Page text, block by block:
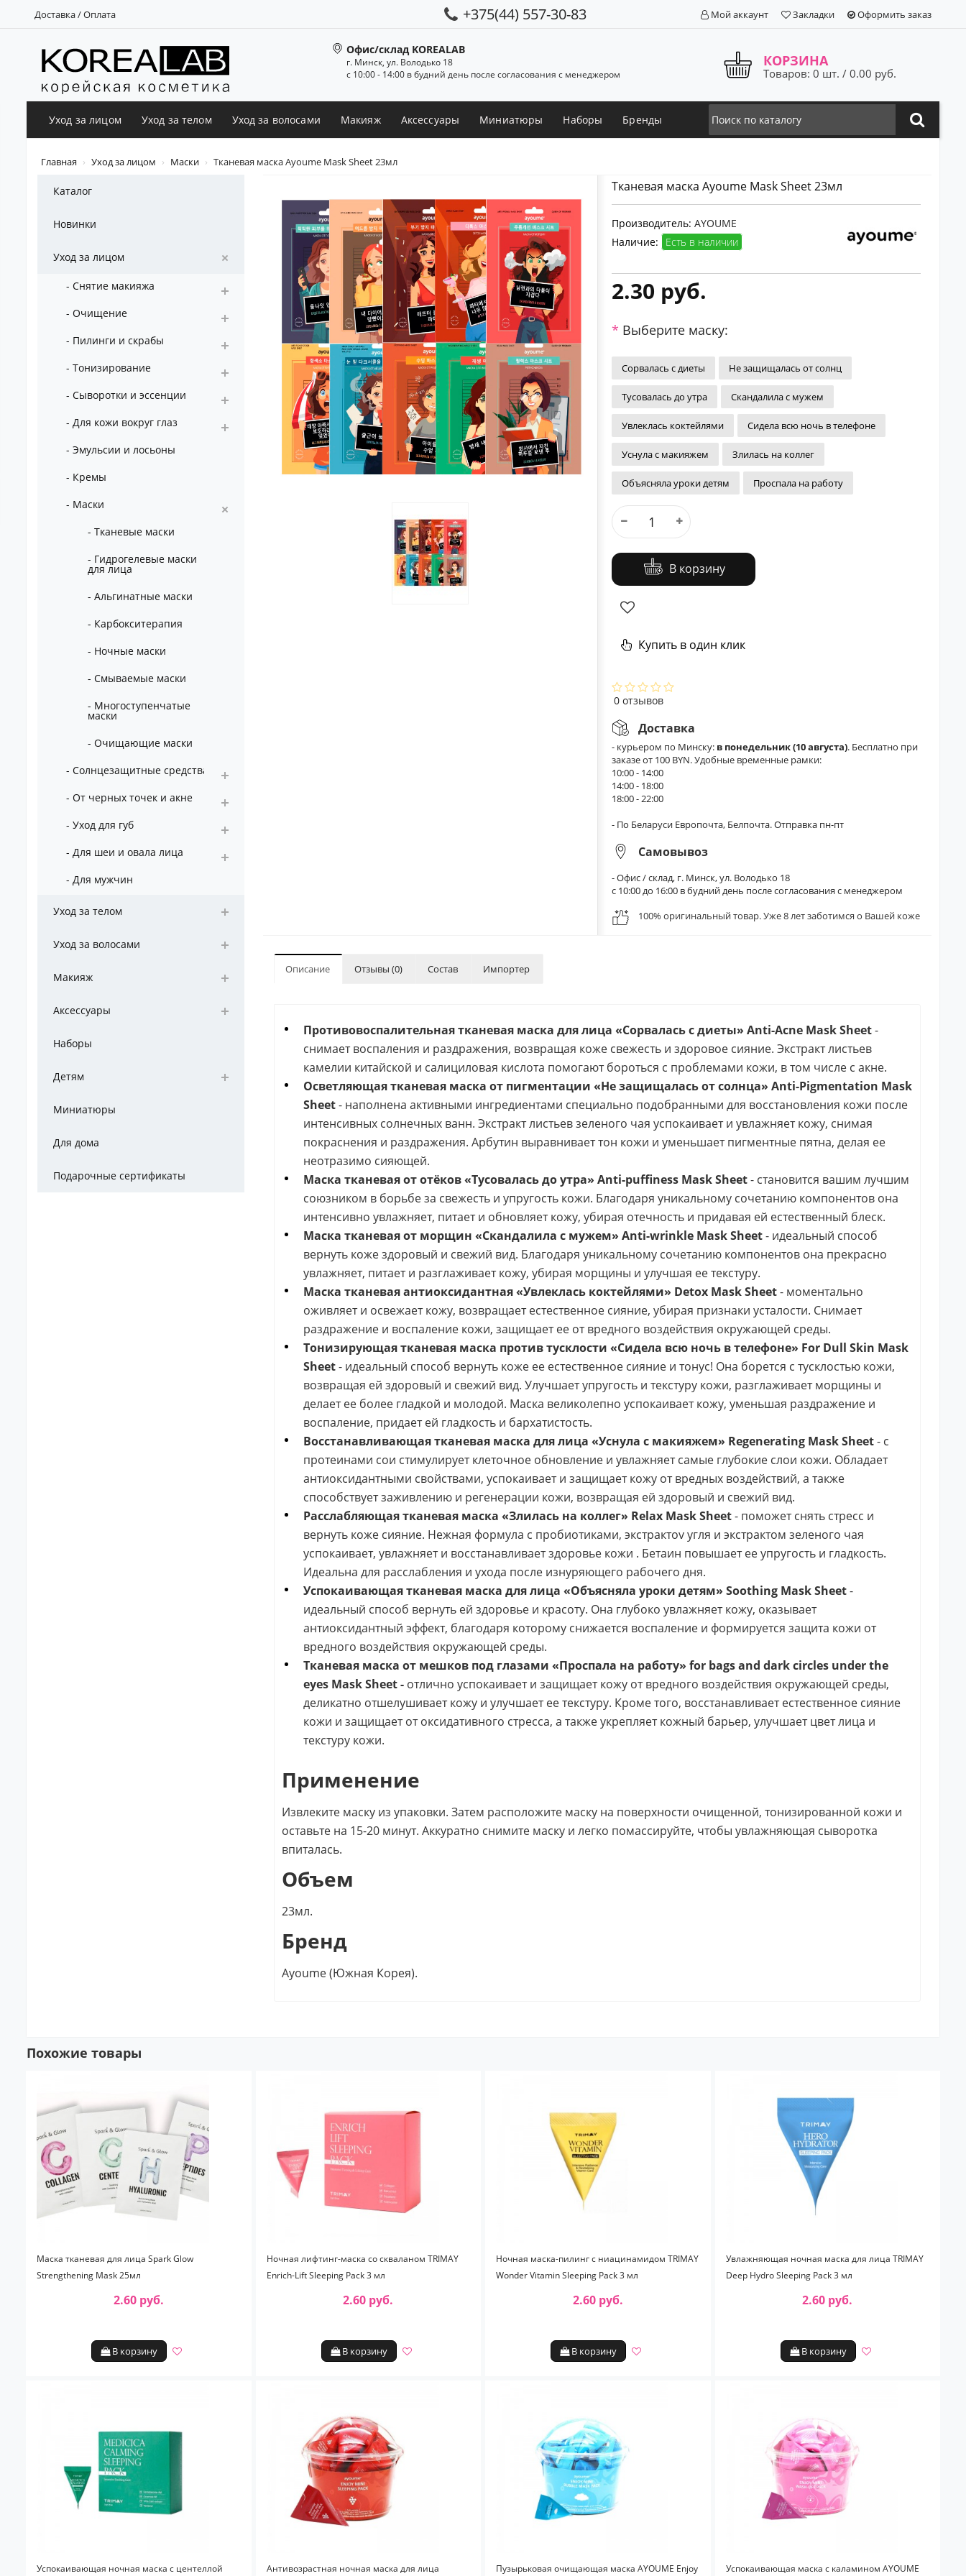
Доставка / Оплата +375(44) 557-30-83 Мой аккаунт Закладки Оформить заказ
Офис/склад KOREALAB
г. Минск, ул. Володько 18
с 10:00 - 14:00 в будний день после согласования с менеджером
КОРЗИНА
Товаров: 0 шт. / 0.00 руб.
Уход за лицом Уход за телом Уход за волосами Макияж Аксессуары Миниатюры Наборы Бренды
Главная Уход за лицом Маски Тканевая маска Ayoume Mask Sheet 23мл
Каталог
Новинки
Уход за лицом
- Снятие макияжа
- Очищение
- Пилинги и скрабы
- Тонизирование
- Сыворотки и эссенции
- Для кожи вокруг глаз
- Эмульсии и лосьоны
- Кремы
- Маски
- Тканевые маски
- Гидрогелевые маски
для лица
- Альгинатные маски
- Карбокситерапия
- Ночные маски
- Смываемые маски
- Многоступенчатые
маски
- Очищающие маски
- Солнцезащитные средства
- От черных точек и акне
- Уход для губ
- Для шеи и овала лица
- Для мужчин
Уход за телом
Уход за волосами
Макияж
Аксессуары
Наборы
Детям
Миниатюры
Для дома
Подарочные сертификаты
Тканевая маска Ayoume Mask Sheet 23мл
Производитель: AYOUME
Наличие:
Есть в наличии
2.30 руб.
Выберите маску:
Сорвалась с диеты Не защищалась от солнц
Тусовалась до утра Скандалила с мужем
Увлеклась коктейлями Сидела всю ночь в телефоне
Уснула с макияжем Злилась на коллег
Объясняла уроки детям Проспала на работу
В корзину
Купить в один клик
0 отзывов
Доставка
- курьером по Минску: в понедельник (10 августа). Бесплатно при
заказе от 100 BYN. Удобные временные рамки:
10:00 - 14:00
14:00 - 18:00
18:00 - 22:00
- По Беларуси Европочта, Белпочта. Отправка пн-пт
Самовывоз
- Офис / склад, г. Минск, ул. Володько 18
с 10:00 до 16:00 в будний день после согласования с менеджером
100% оригинальный товар. Уже 8 лет заботимся о Вашей коже
Описание Отзывы (0) Состав Импортер
Противовоспалительная тканевая маска для лица «Сорвалась с диеты» Anti-Acne Mask Sheet-
снимает воспаления и раздражения, возвращая коже свежесть и здоровое сияние. Экстракт листьев
камелии китайской и салициловая кислота помогают бороться с проблемами кожи, в том числе с акне.
Осветляющая тканевая маска от пигментации «Не защищалась от солнца» Anti-Pigmentation Mask
Sheet- наполнена активными ингредиентами специально подобранными для восстановления кожи после
интенсивных солнечных ванн. Экстракт листьев зеленого чая успокаивает и увлажняет кожу, снимая
покраснения и раздражения. Арбутин выравнивает тон кожи и уменьшает пигментные пятна, делая ее
неотразимо сияющей.
Маска тканевая от отёков «Тусовалась до утра» Anti-puffiness Mask Sheet- становится вашим лучшим
союзником в борьбе за свежесть и упругость кожи. Благодаря уникальному сочетанию компонентов она
интенсивно увлажняет, питает и обновляет кожу, убирая отечность и придавая ей естественный блеск.
Маска тканевая от морщин «Скандалила с мужем» Anti-wrinkle Mask Sheet- идеальный способ
вернуть коже здоровый и свежий вид. Благодаря уникальному сочетанию компонентов она прекрасно
увлажняет, питает и разглаживает кожу, убирая морщины и улучшая ее текстуру.
Маска тканевая антиоксидантная «Увлеклась коктейлями» Detox Mask Sheet- моментально
оживляет и освежает кожу, возвращает естественное сияние, убирая признаки усталости. Снимает
раздражение и воспаление кожи, защищает ее от вредного воздействия окружающей среды.
Тонизирующая тканевая маска против тусклости «Сидела всю ночь в телефоне» For Dull Skin Mask
Sheet- идеальный способ вернуть коже ее естественное сияние и тонус! Она борется с тусклостью кожи,
возвращая ей здоровый и свежий вид. Улучшает упругость и текстуру кожи, разглаживает морщины и
делает ее более гладкой и молодой. Маска великолепно успокаивает кожу, уменьшая раздражение и
воспаление, придает ей гладкость и бархатистость.
Восстанавливающая тканевая маска для лица «Уснула с макияжем» Regenerating Mask Sheet- с
протеинами сои стимулирует клеточное обновление и увлажняет самые глубокие слои кожи. Обладает
антиоксидантными свойствами, успокаивает и защищает кожу от вредных воздействий, а также
способствует заживлению и регенерации кожи, возвращая ей здоровый и свежий вид.
Расслабляющая тканевая маска «Злилась на коллег» Relax Mask Sheet- поможет снять стресс и
вернуть коже сияние. Нежная формула с пробиотиками, экстрактоv угля и экстрактом зеленого чая
успокаивает, увлажняет и восстанавливает здоровье кожи . Бетаин повышает ее упругость и гладкость.
Идеальна для расслабления и ухода после изнуряющего рабочего дня.
Успокаивающая тканевая маска для лица «Объясняла уроки детям» Soothing Mask Sheet-
идеальный способ вернуть ей здоровье и красоту. Она глубоко увлажняет кожу, оказывает
антиоксидантный эффект, благодаря которому снижается воспаление и формируется защита кожи от
вредного воздействия окружающей среды.
Тканевая маска от мешков под глазами «Проспала на работу» for bags and dark circles under the
eyes Mask Sheet -отлично успокаивает и защищает кожу от вредного воздействия окружающей среды,
деликатно отшелушивает кожу и улучшает ее текстуру. Кроме того, восстанавливает естественное сияние
кожи и защищает от оксидативного стресса, а также укрепляет кожный барьер, улучшает цвет лица и
текстуру кожи.
Применение
Извлеките маску из упаковки. Затем расположите маску на поверхности очищенной, тонизированной кожи и
оставьте на 15-20 минут. Аккуратно снимите маску и легко помассируйте, чтобы увлажняющая сыворотка
впиталась.
Объем
23мл.
Бренд
Ayoume (Южная Корея).
Похожие товары
Маска тканевая для лица Spark Glow
Strengthening Mask 25мл
2.60 руб.
В корзину
Ночная лифтинг-маска со скваланом TRIMAY
Enrich-Lift Sleeping Pack 3 мл
2.60 руб.
В корзину
Ночная маска-пилинг с ниацинамидом TRIMAY
Wonder Vitamin Sleeping Pack 3 мл
2.60 руб.
В корзину
Увлажняющая ночная маска для лица TRIMAY
Deep Hydro Sleeping Pack 3 мл
2.60 руб.
В корзину
Успокаивающая ночная маска с центеллой Антивозрастная ночная маска для лица Пузырьковая очищающая маска AYOUME Enjoy Успокаивающая маска с каламином AYOUME